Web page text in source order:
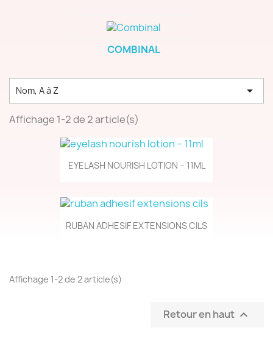
COMBINAL
Nom, A à Z 
Affichage 1-2 de 2 article(s)
EYELASH NOURISH LOTION – 11ML
RUBAN ADHESIF EXTENSIONS CILS
Affichage 1-2 de 2 article(s)
Retour en haut 